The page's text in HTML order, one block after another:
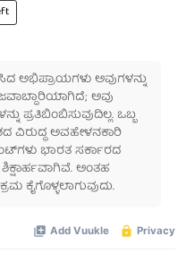
ಅಭಿಪ್ರಾಯಗಳು ಅವುಗಳನ್ನು
ಅವು
ಪ್ರತಿಬಿಂಬಿಸುವುದಿಲ್ಲ. ಒಬ್ಬ
ವಿರುದ್ಧ ಅವಹೇಳನಕಾರಿ
ಭಾರತ ಸರ್ಕಾರದ
ಅಂತಹ
ಕೈಗೊಳ್ಳಲಾಗುವುದು.